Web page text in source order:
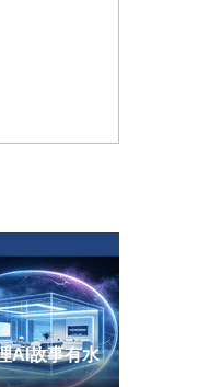
AI故事有水